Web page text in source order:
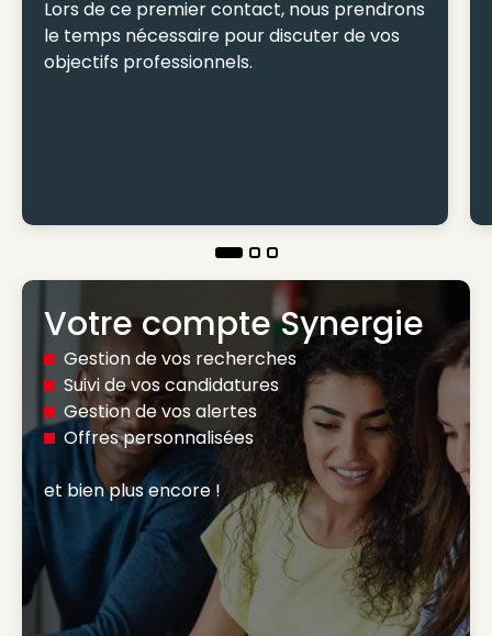
Lors de ce premier contact, nous prendrons
le temps nécessaire pour discuter de vos
objectifs professionnels.
Votre compte Synergie
Gestion de vos recherches
Suivi de vos candidatures
Gestion de vos alertes
Offres personnalisées
et bien plus encore !